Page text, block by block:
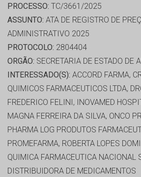
PROCESSO: TC/3661/2025
ASSUNTO: ATA DE REGISTRO DE
ADMINISTRATIVO 2025
PROTOCOLO: 2804404
ORGÃO: SECRETARIA DE ESTADO DE
INTERESSADO(S): ACCORD FARMA,
QUIMICOS FARMACEUTICOS LTDA,
FREDERICO FELINI, INOVAMED
MAGNA FERREIRA DA SILVA, ONCO
PHARMA LOG PRODUTOS
PROMEFARMA, ROBERTA LOPES
QUIMICA FARMACEUTICA NACIONAL
DISTRIBUIDORA DE MEDICAMENTOS